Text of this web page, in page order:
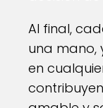
Al final,
una mano,
en